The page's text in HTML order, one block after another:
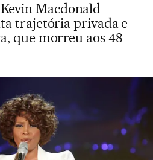
Macdonald
trajetória privada e
que morreu aos 48